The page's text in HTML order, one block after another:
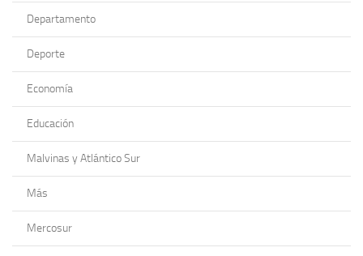
Departamento
Deporte
Economía
Educación
Malvinas y Atlántico Sur
Más
Mercosur